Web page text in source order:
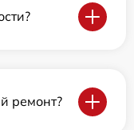
ремонт?